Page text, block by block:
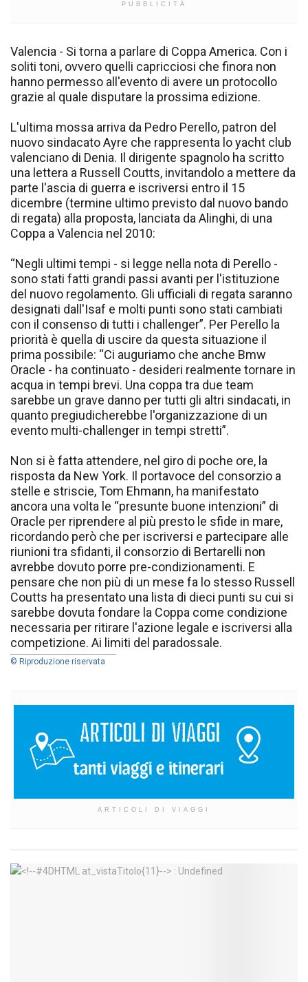
PUBBLICITÀ
Valencia - Si torna a parlare di Coppa America. Con i
soliti toni, ovvero quelli capricciosi che finora non
hanno permesso all'evento di avere un protocollo
grazie al quale disputare la prossima edizione.
L'ultima mossa arriva da Pedro Perello, patron del
nuovo sindacato Ayre che rappresenta lo yacht club
valenciano di Denia. Il dirigente spagnolo ha scritto
una lettera a Russell Coutts, invitandolo a mettere da
parte l'ascia di guerra e iscriversi entro il 15
dicembre (termine ultimo previsto dal nuovo bando
di regata) alla proposta, lanciata da Alinghi, di una
Coppa a Valencia nel 2010:
“Negli ultimi tempi - si legge nella nota di Perello -
sono stati fatti grandi passi avanti per l'istituzione
del nuovo regolamento. Gli ufficiali di regata saranno
designati dall'Isaf e molti punti sono stati cambiati
con il consenso di tutti i challenger”. Per Perello la
priorità è quella di uscire da questa situazione il
prima possibile: “Ci auguriamo che anche Bmw
Oracle - ha continuato - desideri realmente tornare in
acqua in tempi brevi. Una coppa tra due team
sarebbe un grave danno per tutti gli altri sindacati, in
quanto pregiudicherebbe l'organizzazione di un
evento multi-challenger in tempi stretti”.
Non si è fatta attendere, nel giro di poche ore, la
risposta da New York. Il portavoce del consorzio a
stelle e striscie, Tom Ehmann, ha manifestato
ancora una volta le “presunte buone intenzioni” di
Oracle per riprendere al più presto le sfide in mare,
ricordando però che per iscriversi e partecipare alle
riunioni tra sfidanti, il consorzio di Bertarelli non
avrebbe dovuto porre pre-condizionamenti. E
pensare che non più di un mese fa lo stesso Russell
Coutts ha presentato una lista di dieci punti su cui si
sarebbe dovuta fondare la Coppa come condizione
necessaria per ritirare l'azione legale e iscriversi alla
competizione. Ai limiti del paradossale.
© Riproduzione riservata
ARTICOLI DI VIAGGI